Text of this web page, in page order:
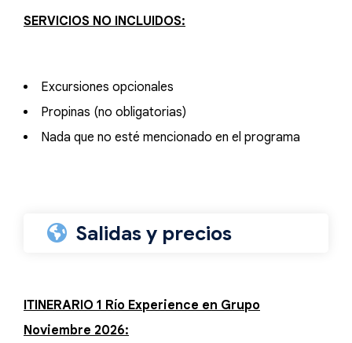
SERVICIOS NO INCLUIDOS:
Excursiones opcionales
Propinas (no obligatorias)
Nada que no esté mencionado en el programa
Salidas y precios
ITINERARIO 1 Río Experience en Grupo
Noviembre 2026: